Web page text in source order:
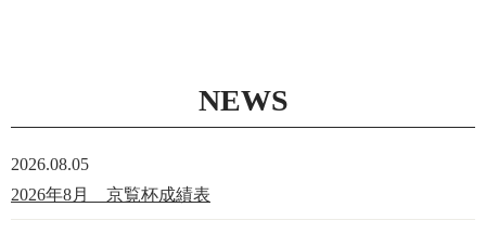
NEWS
2026.08.05
2026年8月 京覧杯成績表